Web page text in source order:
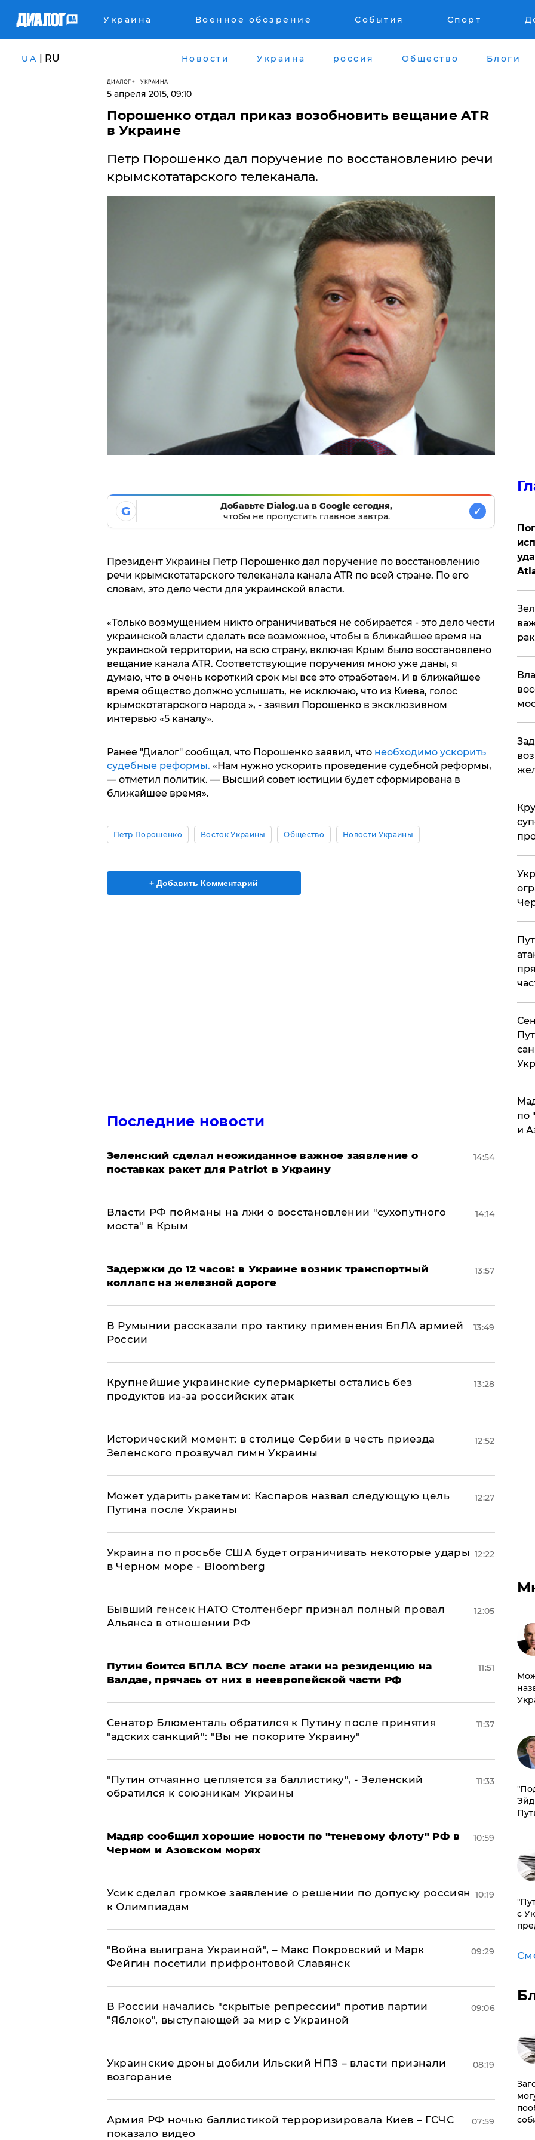
Украина Военное обозрение События Спорт
UA | RU Новости Украина россия Общество Блоги
ДИАЛОГ УКРАИНА
5 апреля 2015, 09:10
Порошенко отдал приказ возобновить вещание ATR
в Украине
Петр Порошенко дал поручение по восстановлению речи
крымскотатарского телеканала.
G
Добавьте Dialog.ua в Google сегодня,
чтобы не пропустить главное завтра.
✓
Президент Украины Петр Порошенко дал поручение по восстановлению
речи крымскотатарского телеканала канала ATR по всей стране. По его
словам, это дело чести для украинской власти.
«Только возмущением никто ограничиваться не собирается - это дело чести
украинской власти сделать все возможное, чтобы в ближайшее время на
украинской территории, на всю страну, включая Крым было восстановлено
вещание канала ATR. Соответствующие поручения мною уже даны, я
думаю, что в очень короткий срок мы все это отработаем. И в ближайшее
время общество должно услышать, не исключаю, что из Киева, голос
крымскотатарского народа », - заявил Порошенко в эксклюзивном
интервью «5 каналу».
Ранее "Диалог" сообщал, что Порошенко заявил, что необходимо ускорить
судебные реформы. «Нам нужно ускорить проведение судебной реформы,
— отметил политик. — Высший совет юстиции будет сформирована в
ближайшее время».
Петр Порошенко Восток Украины Общество Новости Украины
+ Добавить Комментарий
Последние новости
Зеленский сделал неожиданное важное заявление о
поставках ракет для Patriot в Украину
14:54
Власти РФ пойманы на лжи о восстановлении "сухопутного
моста" в Крым
14:14
Задержки до 12 часов: в Украине возник транспортный
коллапс на железной дороге
13:57
В Румынии рассказали про тактику применения БпЛА армией
России
13:49
Крупнейшие украинские супермаркеты остались без
продуктов из-за российских атак
13:28
Исторический момент: в столице Сербии в честь приезда
Зеленского прозвучал гимн Украины
12:52
Может ударить ракетами: Каспаров назвал следующую цель
Путина после Украины
12:27
Украина по просьбе США будет ограничивать некоторые удары
в Черном море - Bloomberg
12:22
Бывший генсек НАТО Столтенберг признал полный провал
Альянса в отношении РФ
12:05
Путин боится БПЛА ВСУ после атаки на резиденцию на
Валдае, прячась от них в неевропейской части РФ
11:51
Сенатор Блюменталь обратился к Путину после принятия
"адских санкций": "Вы не покорите Украину"
11:37
"Путин отчаянно цепляется за баллистику", - Зеленский
обратился к союзникам Украины
11:33
Мадяр сообщил хорошие новости по "теневому флоту" РФ в
Черном и Азовском морях
10:59
Усик сделал громкое заявление о решении по допуску россиян
к Олимпиадам
10:19
"Война выиграна Украиной", – Макс Покровский и Марк
Фейгин посетили прифронтовой Славянск
09:29
В России начались "скрытые репрессии" против партии
"Яблоко", выступающей за мир с Украиной
09:06
Украинские дроны добили Ильский НПЗ – власти признали
возгорание
08:19
Армия РФ ночью баллистикой терроризировала Киев – ГСЧС
показало видео
07:59
по
и
с